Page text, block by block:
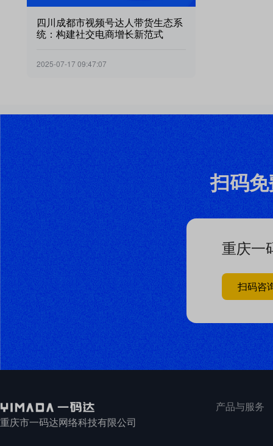
四川成都市视频号达人带货生态系
统：构建社交电商增长新范式
2025-07-17 09:47:07
扫码
重庆一
扫码咨
重庆市一码达网络科技有限公司
产品与服务